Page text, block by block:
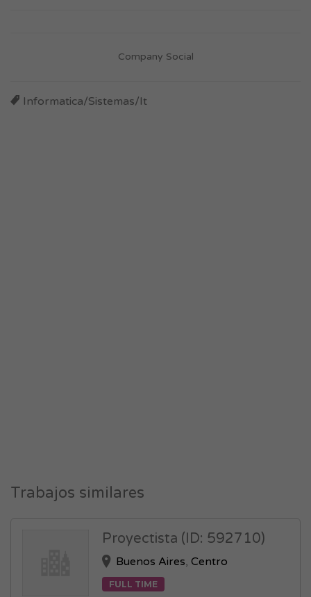
Company Social
Informatica/Sistemas/It
Trabajos similares
Proyectista (ID: 592710)
Buenos Aires,Centro
FULL TIME